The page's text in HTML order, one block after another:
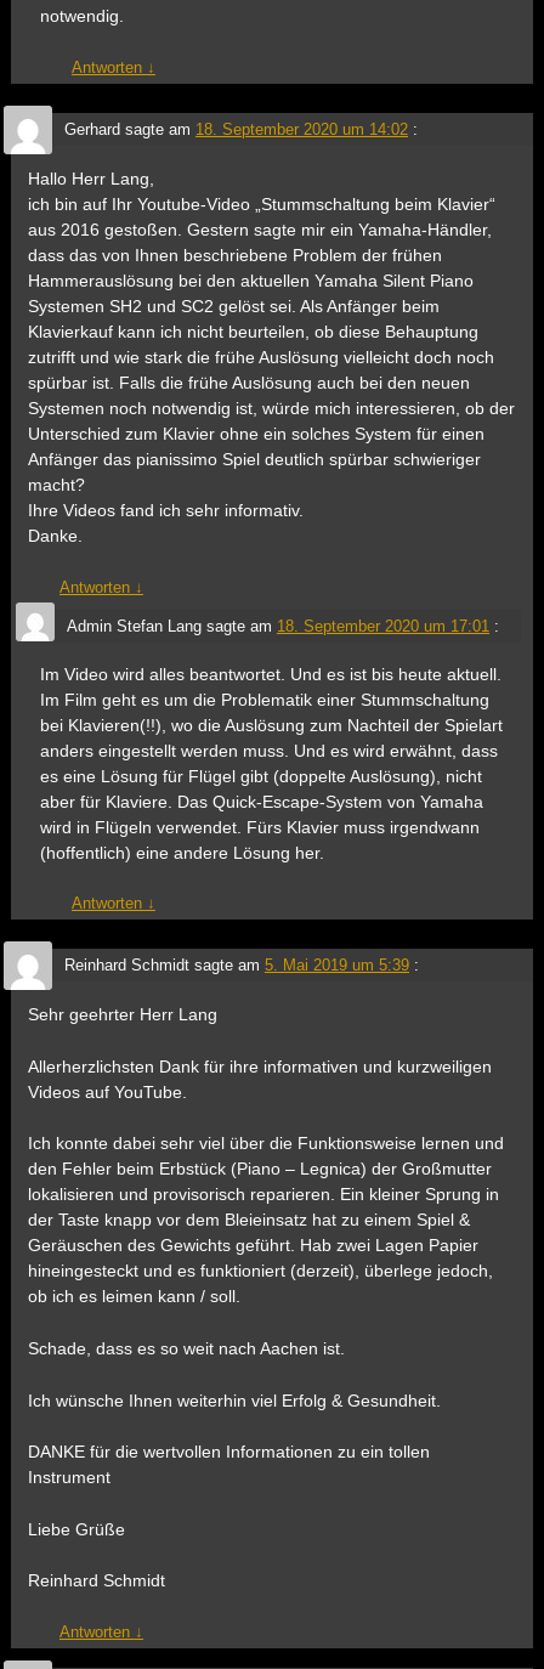
notwendig.
Antworten ↓
Gerhard sagte am 18. September 2020 um 14:02 :
Hallo Herr Lang,
ich bin auf Ihr Youtube-Video „Stummschaltung beim Klavier“
aus 2016 gestoßen. Gestern sagte mir ein Yamaha-Händler,
dass das von Ihnen beschriebene Problem der frühen
Hammerauslösung bei den aktuellen Yamaha Silent Piano
Systemen SH2 und SC2 gelöst sei. Als Anfänger beim
Klavierkauf kann ich nicht beurteilen, ob diese Behauptung
zutrifft und wie stark die frühe Auslösung vielleicht doch noch
spürbar ist. Falls die frühe Auslösung auch bei den neuen
Systemen noch notwendig ist, würde mich interessieren, ob der
Unterschied zum Klavier ohne ein solches System für einen
Anfänger das pianissimo Spiel deutlich spürbar schwieriger
macht?
Ihre Videos fand ich sehr informativ.
Danke.
Antworten ↓
Admin Stefan Langsagte am 18. September 2020 um 17:01 :
Im Video wird alles beantwortet. Und es ist bis heute aktuell.
Im Film geht es um die Problematik einer Stummschaltung
bei Klavieren(!!), wo die Auslösung zum Nachteil der Spielart
anders eingestellt werden muss. Und es wird erwähnt, dass
es eine Lösung für Flügel gibt (doppelte Auslösung), nicht
aber für Klaviere. Das Quick-Escape-System von Yamaha
wird in Flügeln verwendet. Fürs Klavier muss irgendwann
(hoffentlich) eine andere Lösung her.
Antworten ↓
Reinhard Schmidtsagte am 5. Mai 2019 um 5:39 :
Sehr geehrter Herr Lang
Allerherzlichsten Dank für ihre informativen und kurzweiligen
Videos auf YouTube.
Ich konnte dabei sehr viel über die Funktionsweise lernen und
den Fehler beim Erbstück (Piano – Legnica) der Großmutter
lokalisieren und provisorisch reparieren. Ein kleiner Sprung in
der Taste knapp vor dem Bleieinsatz hat zu einem Spiel &
Geräuschen des Gewichts geführt. Hab zwei Lagen Papier
hineingesteckt und es funktioniert (derzeit), überlege jedoch,
ob ich es leimen kann / soll.
Schade, dass es so weit nach Aachen ist.
Ich wünsche Ihnen weiterhin viel Erfolg & Gesundheit.
DANKE für die wertvollen Informationen zu ein tollen
Instrument
Liebe Grüße
Reinhard Schmidt
Antworten ↓